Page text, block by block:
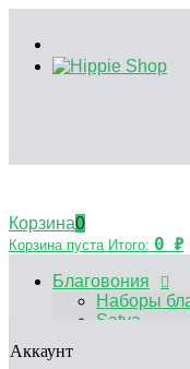
Корзина0
Корзина пуста Итого: 0 ₽
Благовония
Наборы
Satya
Аккаунт